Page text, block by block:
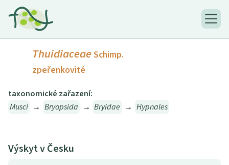
ThuidiaceaeSchimp.
zpeřenkovité
taxonomické zařazení:
Musci → Bryopsida → Bryidae → Hypnales
Výskyt v Česku